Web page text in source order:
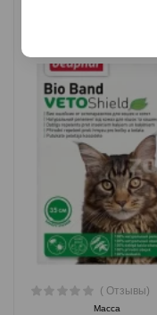
ОШЕЙНИК BEAPHAR
( Отзывы)
Масса